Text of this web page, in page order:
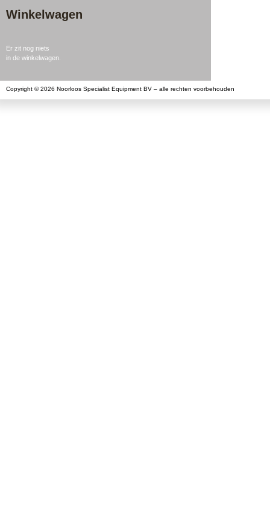
Winkelwagen
Er zit nog niets
in de winkelwagen.
Copyright © 2026 Noorloos Specialist Equipment BV – alle rechten voorbehouden